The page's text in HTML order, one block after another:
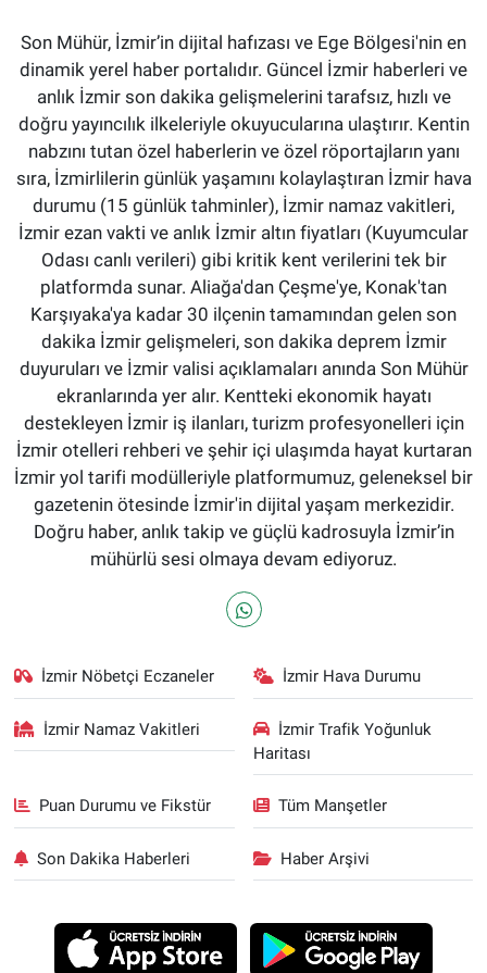
Son Mühür, İzmir’in dijital hafızası ve Ege Bölgesi'nin en
dinamik yerel haber portalıdır. Güncel İzmir haberleri ve
anlık İzmir son dakika gelişmelerini tarafsız, hızlı ve
doğru yayıncılık ilkeleriyle okuyucularına ulaştırır. Kentin
nabzını tutan özel haberlerin ve özel röportajların yanı
sıra, İzmirlilerin günlük yaşamını kolaylaştıran İzmir hava
durumu (15 günlük tahminler), İzmir namaz vakitleri,
İzmir ezan vakti ve anlık İzmir altın fiyatları (Kuyumcular
Odası canlı verileri) gibi kritik kent verilerini tek bir
platformda sunar. Aliağa'dan Çeşme'ye, Konak'tan
Karşıyaka'ya kadar 30 ilçenin tamamından gelen son
dakika İzmir gelişmeleri, son dakika deprem İzmir
duyuruları ve İzmir valisi açıklamaları anında Son Mühür
ekranlarında yer alır. Kentteki ekonomik hayatı
destekleyen İzmir iş ilanları, turizm profesyonelleri için
İzmir otelleri rehberi ve şehir içi ulaşımda hayat kurtaran
İzmir yol tarifi modülleriyle platformumuz, geleneksel bir
gazetenin ötesinde İzmir'in dijital yaşam merkezidir.
Doğru haber, anlık takip ve güçlü kadrosuyla İzmir’in
mühürlü sesi olmaya devam ediyoruz.
İzmir Nöbetçi Eczaneler İzmir Hava Durumu
İzmir Namaz Vakitleri
İzmir Trafik Yoğunluk
Haritası
Puan Durumu ve Fikstür Tüm Manşetler
Son Dakika Haberleri Haber Arşivi